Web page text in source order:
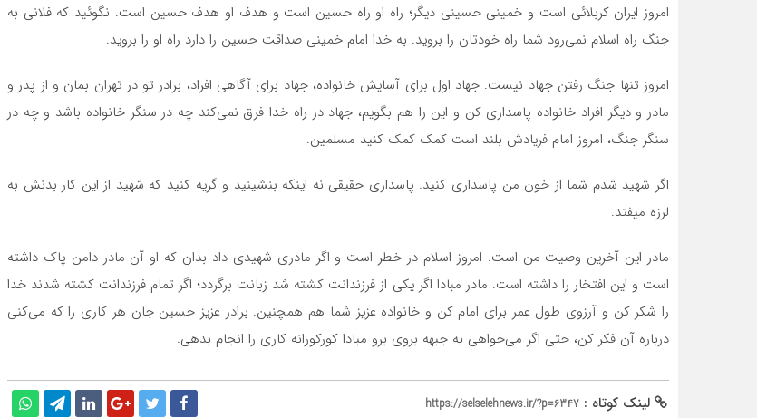
امروز ایران کربلائی است و خمینی حسینی دیگر؛ راه او راه حسین است و هدف او هدف حسین است. نگوئید که فلانی به
جنگ راه اسلام نمی‌رود شما راه خودتان را بروید. به خدا امام خمینی صداقت حسین را دارد راه او را بروید.
امروز تنها جنگ رفتن جهاد نیست. جهاد اول برای آسایش خانواده، جهاد برای آگاهی افراد، برادر تو در تهران بمان و از پدر و
مادر و دیگر افراد خانواده پاسداری کن و این را هم بگویم، جهاد در راه خدا فرق نمی‌کند چه در سنگر خانواده باشد و چه در
سنگر جنگ، امروز امام فریادش بلند است کمک کمک کنید مسلمین.
اگر شهید شدم شما از خون من پاسداری کنید. پاسداری حقیقی نه اینکه بنشینید و گریه کنید که شهید از این کار بدنش به
لرزه میفتد.
مادر این آخرین وصیت من است. امروز اسلام در خطر است و اگر مادری شهیدی داد بدان که او آن مادر دامن پاک داشته
است و این افتخار را داشته است. مادر مبادا اگر یکی از فرزندانت کشته شد زبانت برگردد؛ اگر تمام فرزندانت کشته شدند خدا
را شکر کن و آرزوی طول عمر برای امام کن و خانواده عزیز شما هم همچنین. برادر عزیز حسین جان هر کاری را که می‌کنی
درباره آن فکر کن، حتی اگر می‌خواهی به جبهه بروی برو مبادا کورکورانه کاری را انجام بدهی.
لینک کوتاه : https://selselehnews.ir/?p=6347